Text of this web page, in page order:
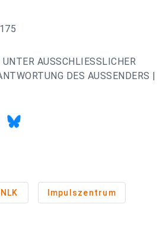
AUSSCHLIESSLICHER
DES AUSSENDERS |
NLK Impulszentrum